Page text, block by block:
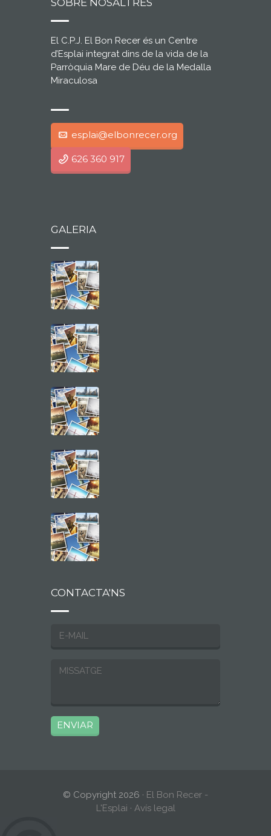
SOBRE NOSALTRES
El C.P.J. El Bon Recer és un Centre
d’Esplai integrat dins de la vida de la
Parròquia Mare de Déu de la Medalla
Miraculosa
esplai@elbonrecer.org
626 360 917
GALERIA
CONTACTA'NS
© Copyright 2026 · El Bon Recer -
L'Esplai · Avís legal